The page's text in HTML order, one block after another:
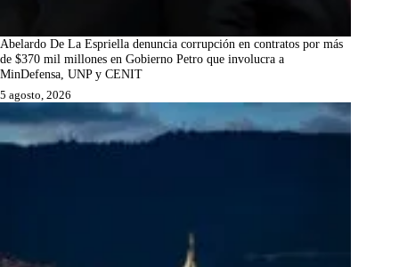
Abelardo De La Espriella denuncia corrupción en contratos por más
de $370 mil millones en Gobierno Petro que involucra a
MinDefensa, UNP y CENIT
5 agosto, 2026